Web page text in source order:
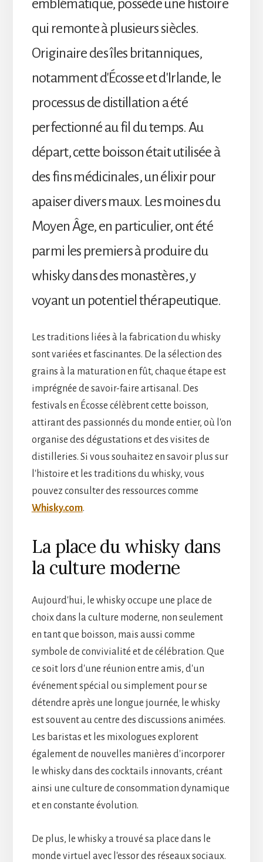
emblématique, possède une histoire
qui remonte à plusieurs siècles.
Originaire des îles britanniques,
notamment d'Écosse et d'Irlande, le
processus de distillation a été
perfectionné au fil du temps. Au
départ, cette boisson était utilisée à
des fins médicinales, un élixir pour
apaiser divers maux. Les moines du
Moyen Âge, en particulier, ont été
parmi les premiers à produire du
whisky dans des monastères, y
voyant un potentiel thérapeutique.
Les traditions liées à la fabrication du whisky
sont variées et fascinantes. De la sélection des
grains à la maturation en fût, chaque étape est
imprégnée de savoir-faire artisanal. Des
festivals en Écosse célèbrent cette boisson,
attirant des passionnés du monde entier, où l'on
organise des dégustations et des visites de
distilleries. Si vous souhaitez en savoir plus sur
l'histoire et les traditions du whisky, vous
pouvez consulter des ressources comme
Whisky.com.
La place du whisky dans
la culture moderne
Aujourd'hui, le whisky occupe une place de
choix dans la culture moderne, non seulement
en tant que boisson, mais aussi comme
symbole de convivialité et de célébration. Que
ce soit lors d'une réunion entre amis, d'un
événement spécial ou simplement pour se
détendre après une longue journée, le whisky
est souvent au centre des discussions animées.
Les baristas et les mixologues explorent
également de nouvelles manières d'incorporer
le whisky dans des cocktails innovants, créant
ainsi une culture de consommation dynamique
et en constante évolution.
De plus, le whisky a trouvé sa place dans le
monde virtuel avec l'essor des réseaux sociaux.